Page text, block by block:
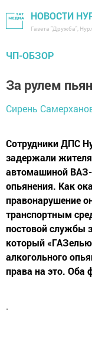
НОВОСТИ
Газета "Дружба",
ЧП-ОБЗОР
За рулем
Сирень
Сотрудники ДПС
задержали
автомашиной ВАЗ-
опьянения. Как
правонарушение
транспортным
постовой службы
который
алкогольного
права на это. Оба
.